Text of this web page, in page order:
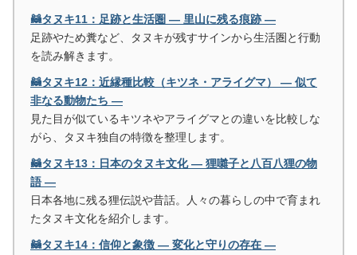
🦝タヌキ11：足跡と生活圏 ― 里山に残る痕跡 ―
足跡やため糞など、タヌキが残すサインから生活圏と行動
を読み解きます。
🦝タヌキ12：近縁種比較（キツネ・アライグマ） ― 似て
非なる動物たち ―
見た目が似ているキツネやアライグマとの違いを比較しな
がら、タヌキ独自の特徴を整理します。
🦝タヌキ13：日本のタヌキ文化 ― 狸囃子と八百八狸の物
語 ―
日本各地に残る狸伝説や昔話。人々の暮らしの中で育まれ
たタヌキ文化を紹介します。
🦝タヌキ14：信仰と象徴 ― 変化と守りの存在 ―